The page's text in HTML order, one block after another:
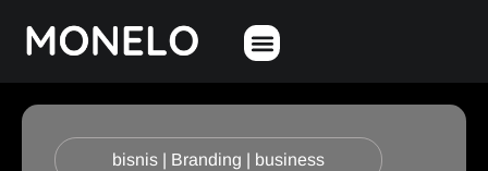
bisnis| Branding | business